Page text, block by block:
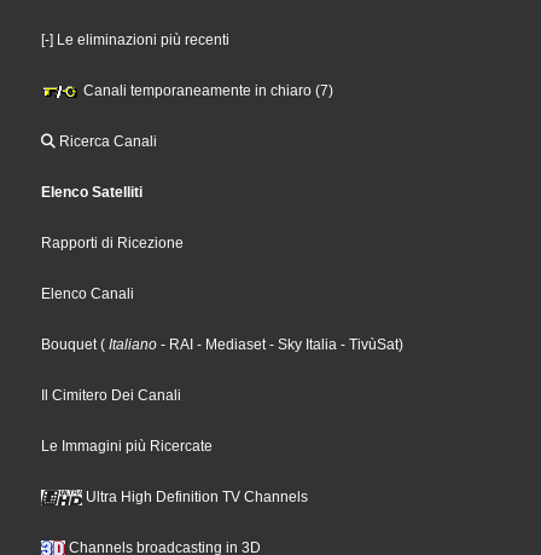
[-] Le eliminazioni più recenti
Canali temporaneamente in chiaro (7)
Ricerca Canali
Elenco Satelliti
Rapporti di Ricezione
Elenco Canali
Bouquet( Italiano - RAI - Mediaset- Sky Italia - TivùSat)
Il Cimitero Dei Canali
Le Immagini più Ricercate
Ultra High Definition TV Channels
Channels broadcasting in 3D